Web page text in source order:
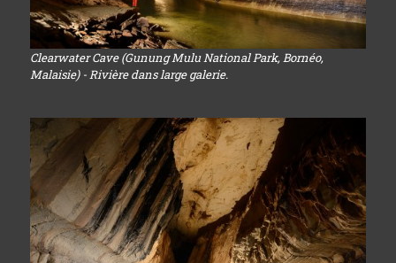
Clearwater Cave (Gunung Mulu National Park, Bornéo,
Malaisie) - Rivière dans large galerie.